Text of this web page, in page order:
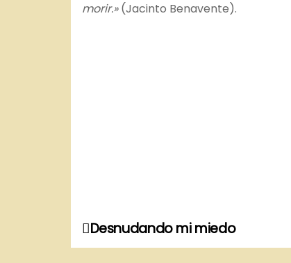
morir.»(Jacinto Benavente).
NDesnudando mi miedo